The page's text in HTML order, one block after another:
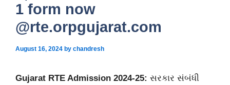
1 form now
@rte.orpgujarat.com
August 16, 2024 by chandresh
Gujarat RTE Admission 2024-25: સરકાર સંબંધી